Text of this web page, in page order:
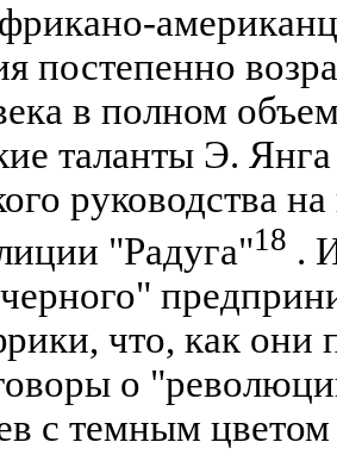
постепенно
в полном
таланты Э.
руководства
"Радуга"18 .
что, как они
о
с темным